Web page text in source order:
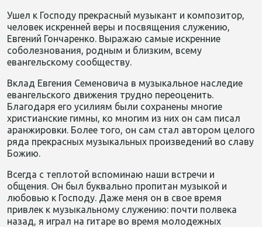
Ушел к Господу прекрасный музыкант и композитор,
человек искренней веры и посвящения служению,
Евгений Гончаренко. Выражаю самые искренние
соболезнования, родным и близким, всему
евангельскому сообществу.
Вклад Евгения Семеновича в музыкальное наследие
евангельского движения трудно переоценить.
Благодаря его усилиям были сохранены многие
христианские гимны, ко многим из них он сам писал
аранжировки. Более того, он сам стал автором целого
ряда прекрасных музыкальных произведений во славу
Божию.
Всегда с теплотой вспоминаю наши встречи и
общения. Он был буквально пропитан музыкой и
любовью к Господу. Даже меня он в свое время
привлек к музыкальному служению: почти полвека
назад, я играл на гитаре во время молодежных